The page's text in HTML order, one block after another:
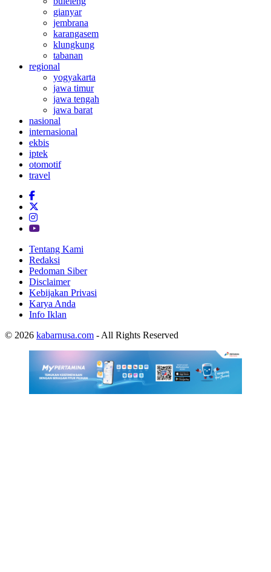
gianyar
jembrana
karangasem
klungkung
tabanan
regional
yogyakarta
jawa timur
jawa tengah
jawa barat
nasional
internasional
ekbis
iptek
otomotif
travel
Tentang Kami
Redaksi
Pedoman Siber
Disclaimer
Kebijakan Privasi
Karya Anda
Info Iklan
© 2026 kabarnusa.com - All Rights Reserved